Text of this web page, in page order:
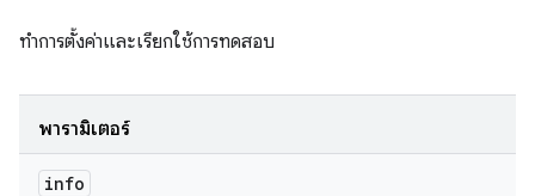
ทำการตั้งค่าและเรียกใช้การทดสอบ
พารามิเตอร์
info